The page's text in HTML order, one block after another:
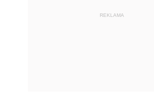
REKLAMA